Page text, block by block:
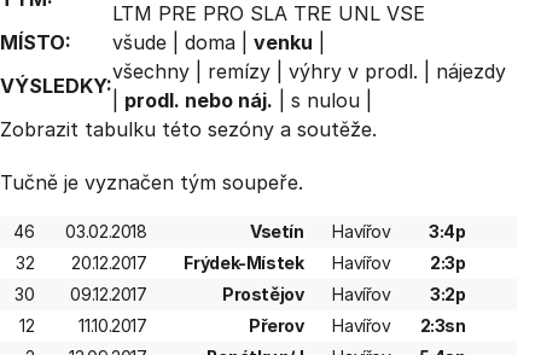
LTM PRE PRO SLA TRE UNL VSE
MÍSTO:
všude doma venku
VÝSLEDKY:
všechny remízy výhry v prodl.
nájezdy
prodl. nebo náj. s nulou
Zobrazit tabulku této sezóny a soutěže.
Tučně je vyznačen tým soupeře.
46 03.02.2018 Vsetín Havířov
3:4p
32
20.12.2017 Frýdek-Místek Havířov
2:3p
30
09.12.2017 Prostějov Havířov
3:2p
12
11.10.2017 Přerov Havířov
2:3sn